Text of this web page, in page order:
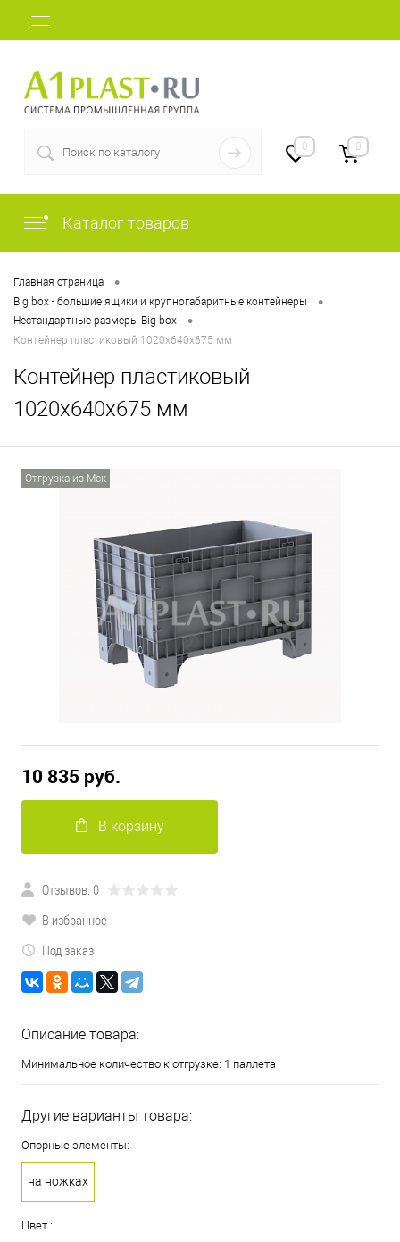
0 0
Каталог товаров
Главная страница •
Big box - большие ящики и крупногабаритные контейнеры •
Нестандартные размеры Big box •
Контейнер пластиковый 1020х640х675 мм
Контейнер пластиковый
1020х640х675 мм
Отгрузка из Мск
10 835 руб.
В корзину
Отзывов: 0
В избранное
Под заказ
Описание товара:
Минимальное количество к отгрузке: 1 паллета
Другие варианты товара:
Опорные элементы:
на ножках
Цвет :